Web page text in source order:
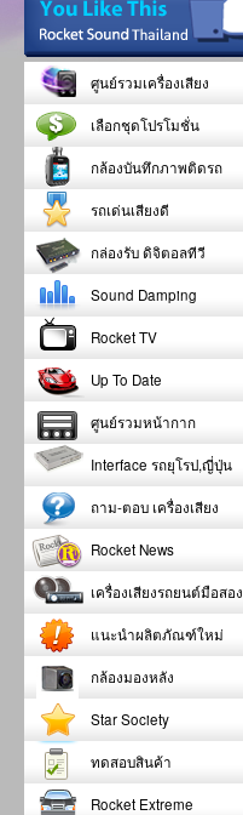
ศูนย์รวมเครื่องเสียง
เลือกชุดโปรโมชั่น
กล้องบันทึกภาพติดรถ
รถเด่นเสียงดี
กล่องรับ ดิจิตอลทีวี
Sound Damping
Rocket TV
Up To Date
ศูนย์รวมหน้ากาก
Interface รถยุโรป,ญี่ปุ่น
ถาม-ตอบ เครื่องเสียง
Rocket News
เครื่องเสียงรถยนต์มือสอง
แนะนำผลิตภัณฑ์ใหม่
กล้องมองหลัง
Star Society
ทดสอบสินค้า
Rocket Extreme